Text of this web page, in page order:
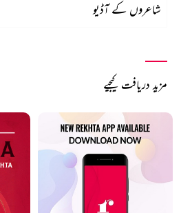
شاعروں کے آڈیو
مزید دریافت کیجیے